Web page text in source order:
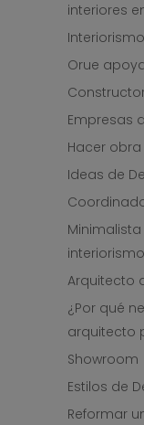
interiores
Orue
Empresas
Hacer
Ideas de
Arquitecto
¿Por qué
arquitecto
Showroom
Estilos de
Reformar